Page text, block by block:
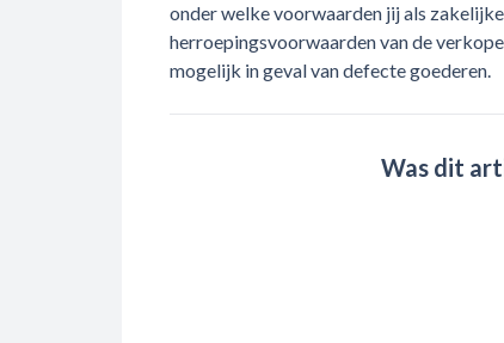
onder welke voorwaarden jij als
herroepingsvoorwaarden van de
mogelijk in geval van defecte goederen.
Was dit